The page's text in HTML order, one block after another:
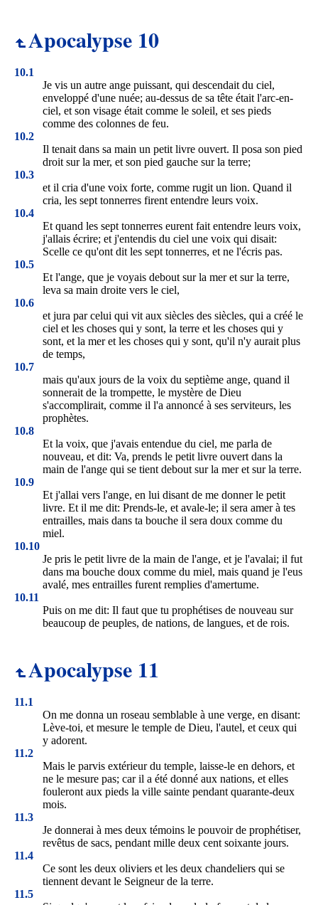
Apocalypse 10
10.1
Je vis un autre ange puissant, qui descendait du ciel,
enveloppé d'une nuée; au-dessus de sa tête était l'arc-en-
ciel, et son visage était comme le soleil, et ses pieds
comme des colonnes de feu.
10.2
Il tenait dans sa main un petit livre ouvert. Il posa son pied
droit sur la mer, et son pied gauche sur la terre;
10.3
et il cria d'une voix forte, comme rugit un lion. Quand il
cria, les sept tonnerres firent entendre leurs voix.
10.4
Et quand les sept tonnerres eurent fait entendre leurs voix,
j'allais écrire; et j'entendis du ciel une voix qui disait:
Scelle ce qu'ont dit les sept tonnerres, et ne l'écris pas.
10.5
Et l'ange, que je voyais debout sur la mer et sur la terre,
leva sa main droite vers le ciel,
10.6
et jura par celui qui vit aux siècles des siècles, qui a créé le
ciel et les choses qui y sont, la terre et les choses qui y
sont, et la mer et les choses qui y sont, qu'il n'y aurait plus
de temps,
10.7
mais qu'aux jours de la voix du septième ange, quand il
sonnerait de la trompette, le mystère de Dieu
s'accomplirait, comme il l'a annoncé à ses serviteurs, les
prophètes.
10.8
Et la voix, que j'avais entendue du ciel, me parla de
nouveau, et dit: Va, prends le petit livre ouvert dans la
main de l'ange qui se tient debout sur la mer et sur la terre.
10.9
Et j'allai vers l'ange, en lui disant de me donner le petit
livre. Et il me dit: Prends-le, et avale-le; il sera amer à tes
entrailles, mais dans ta bouche il sera doux comme du
miel.
10.10
Je pris le petit livre de la main de l'ange, et je l'avalai; il fut
dans ma bouche doux comme du miel, mais quand je l'eus
avalé, mes entrailles furent remplies d'amertume.
10.11
Puis on me dit: Il faut que tu prophétises de nouveau sur
beaucoup de peuples, de nations, de langues, et de rois.
Apocalypse 11
11.1
On me donna un roseau semblable à une verge, en disant:
Lève-toi, et mesure le temple de Dieu, l'autel, et ceux qui
y adorent.
11.2
Mais le parvis extérieur du temple, laisse-le en dehors, et
ne le mesure pas; car il a été donné aux nations, et elles
fouleront aux pieds la ville sainte pendant quarante-deux
mois.
11.3
Je donnerai à mes deux témoins le pouvoir de prophétiser,
revêtus de sacs, pendant mille deux cent soixante jours.
11.4
Ce sont les deux oliviers et les deux chandeliers qui se
tiennent devant le Seigneur de la terre.
11.5